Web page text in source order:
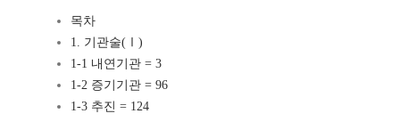
목차
1. 기관술(Ⅰ)
1-1 내연기관 = 3
1-2 증기기관 = 96
1-3 추진 = 124